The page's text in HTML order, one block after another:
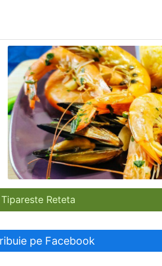
Tipareste Reteta
pe Facebook